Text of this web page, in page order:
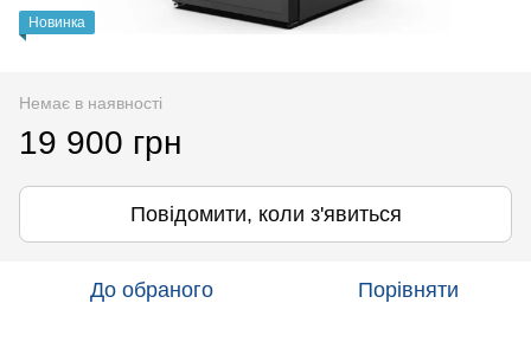
Новинка
Немає в наявності
19 900 грн
Повідомити, коли з'явиться
До обраного Порівняти